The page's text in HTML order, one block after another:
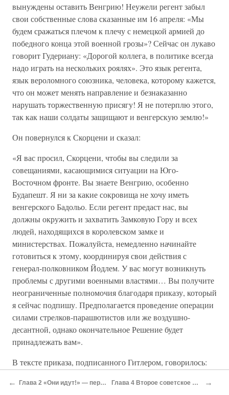
вынуждены оставить Венгрию! Неужели регент забыл
свои собственные слова сказанные им 16 апреля: «Мы
будем сражаться плечом к плечу с немецкой армией до
победного конца этой военной грозы»? Сейчас он лукаво
говорит Гудериану: «Дорогой коллега, в политике всегда
надо играть на нескольких роялях». Это язык регента,
язык вероломного союзника, человека, которому кажется,
что он может менять направление и безнаказанно
нарушать торжественную присягу! Я не потерплю этого,
так как наши солдаты защищают и венгерскую землю!»
Он повернулся к Скорцени и сказал:
«Я вас просил, Скорцени, чтобы вы следили за
совещаниями, касающимися ситуации на Юго-
Восточном фронте. Вы знаете Венгрию, особенно
Будапешт. Я ни за какие сокровища не хочу иметь
венгерского Бадольо. Если регент предаст нас, вы
должны окружить и захватить Замковую Гору и всех
людей, находящихся в королевском замке и
министерствах. Пожалуйста, немедленно начинайте
готовиться к этому, координируя свои действия с
генерал-полковником Йодлем. У вас могут возникнуть
проблемы с другими военными властями… Вы получите
неограниченные полномочия благодаря приказу, который
я сейчас подпишу. Предполагается проведение операции
силами стрелков-парашютистов или же воздушно-
десантной, однако окончательное Решение будет
принадлежать вам».
В тексте приказа, подписанного Гитлером, говорилось:
личный приказ, совершенно секретный и имеющий
← Глава 2 «Они идут!» — первое советское наступление на Будапешт Глава 4 Второе советское наступление на Будапешт — Эрчи и Хатван →